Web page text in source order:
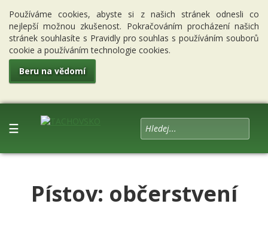
Používáme cookies, abyste si z našich stránek odnesli co
nejlepší možnou zkušenost. Pokračováním procházení našich
stránek souhlasíte s Pravidly pro souhlas s používáním souborů
cookie a používáním technologie cookies.
Beru na vědomí
☰
Pístov: občerstvení